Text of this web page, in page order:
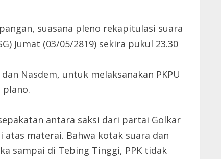
suasana pleno rekapitulasi suara
Jumat (03/05/2819) sekira pukul 23.30
Nasdem, untuk melaksanakan PKPU
plano.
antara saksi dari partai Golkar
atas materai. Bahwa kotak suara dan
sampai di Tebing Tinggi, PPK tidak